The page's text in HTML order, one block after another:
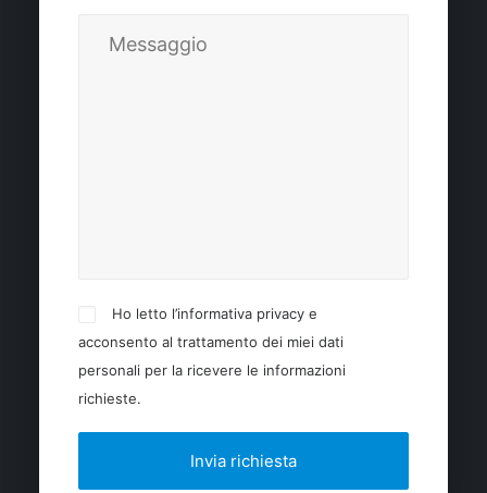
Ho letto l’informativa privacy e
acconsento al trattamento dei miei dati
personali per la ricevere le informazioni
richieste.